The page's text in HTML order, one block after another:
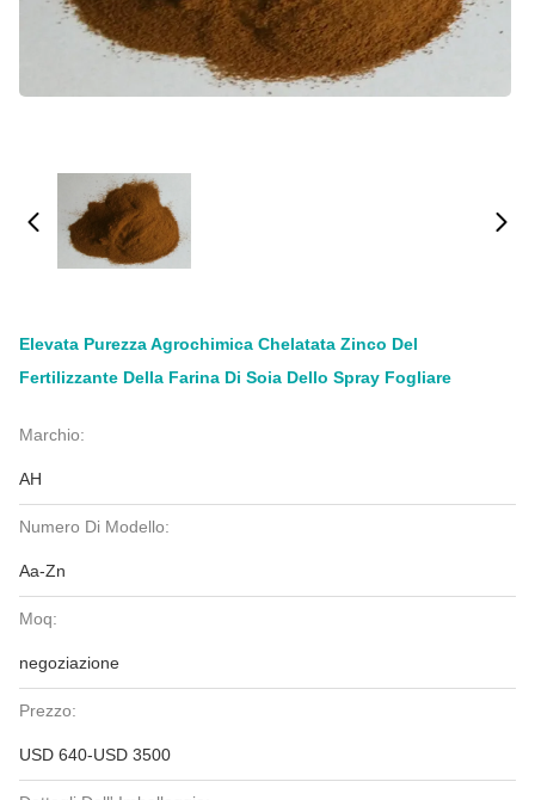
Elevata Purezza Agrochimica Chelatata Zinco Del
Fertilizzante Della Farina Di Soia Dello Spray Fogliare
Marchio:
AH
Numero Di Modello:
Aa-Zn
Moq:
negoziazione
Prezzo:
USD 640-USD 3500